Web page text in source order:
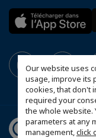
Our website uses
usage, improve its
cookies, that don't
required your
the whole website.
parameters at any
management,click